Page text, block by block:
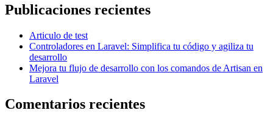
Publicaciones recientes
Articulo de test
Controladores en Laravel: Simplifica tu código y agiliza tu
desarrollo
Mejora tu flujo de desarrollo con los comandos de Artisan en
Laravel
Comentarios recientes